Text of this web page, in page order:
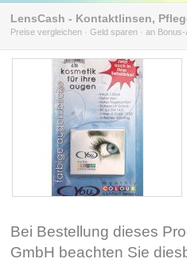
LensCash - Kontaktlinsen,
Preise vergleichen · Geld sparen · an
Bei Bestellung dieses
GmbH beachten Sie